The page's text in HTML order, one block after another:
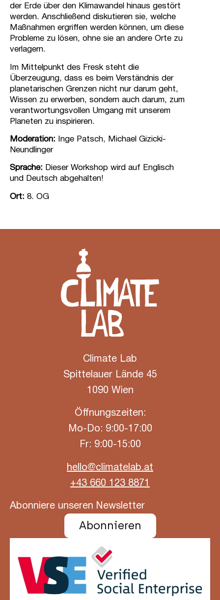
der Erde über den Klimawandel hinaus gestört
werden. Anschließend diskutieren sie, welche
Maßnahmen ergriffen werden können, um diese
Probleme zu lösen, ohne sie an andere Orte zu
verlagern.
Im Mittelpunkt des Fresk steht die
Überzeugung, dass es beim Verständnis der
planetarischen Grenzen nicht nur darum geht,
Wissen zu erwerben, sondern auch darum, zum
verantwortungsvollen Umgang mit unserem
Planeten zu inspirieren.
Moderation: Inge Patsch, Michael Gizicki-
Neundlinger
Sprache: Dieser Workshop wird auf Englisch
und Deutsch abgehalten!
Ort: 8. OG
Climate Lab
Spittelauer Lände 45
1090 Wien
Öffnungszeiten:
Mo-Do: 9:00-17:00
Fr: 9:00-15:00
hello@climatelab.at
+43 660 123 8871
Abonniere unseren Newsletter
Abonnieren